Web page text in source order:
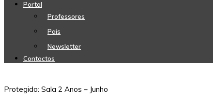
Portal
Professores
Pais
Newsletter
Contactos
Protegido: Sala 2 Anos – Junho